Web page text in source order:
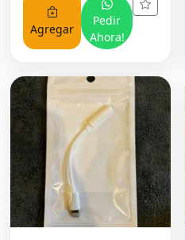
Agregar
Pedir
Ahora!